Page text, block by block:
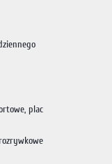
plac